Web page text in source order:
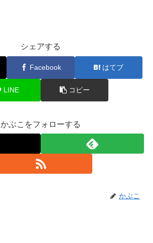
シェアする
Facebook はてブ
LINE コピー
かぶこをフォローする
かぶこ